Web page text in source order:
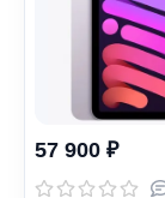
57 900 ₽